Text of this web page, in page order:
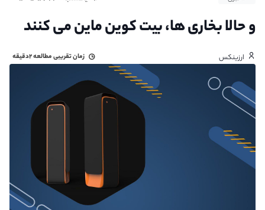
و حالا بخاری ها، بیت کوین ماین می کنند
ارزینکس زمان تقریبی مطالعه۲دقیقه